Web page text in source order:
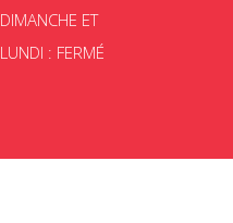
DIMANCHE ET
LUNDI : FERMÉ